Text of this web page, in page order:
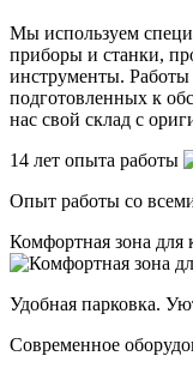
Мы используем
приборы и станки,
инструменты.
подготовленных к
нас свой склад с
14 лет опыта работы
Опыт работы со
Комфортная зона для
Удобная парковка.
Современное